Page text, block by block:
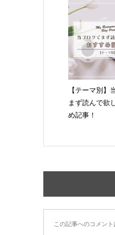
【テーマ別】
まず読んで欲
め記事！
この記事へのコメント